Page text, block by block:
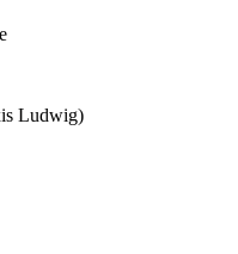
Ludwig)